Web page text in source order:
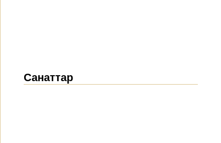
Санаттар